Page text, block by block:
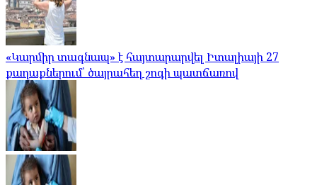
«Կարմիր տագնապ» է հայտարարվել Իտալիայի 27
քաղաքներում՝ ծայրահեղ շոգի պատճառով